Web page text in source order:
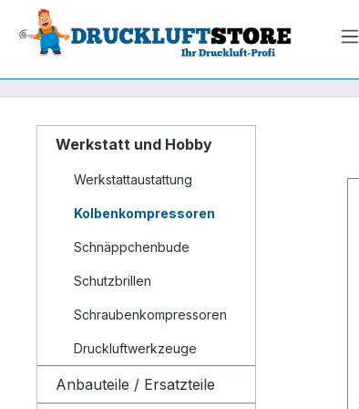
Hauptinhalt springen
Zur Suche springen
Zur Hauptnavigation springen
Werkstatt und Hobby
Werkstattaustattung
Kolbenkompressoren
Schnäppchenbude
Schutzbrillen
Schraubenkompressoren
Druckluftwerkzeuge
Anbauteile / Ersatzteile